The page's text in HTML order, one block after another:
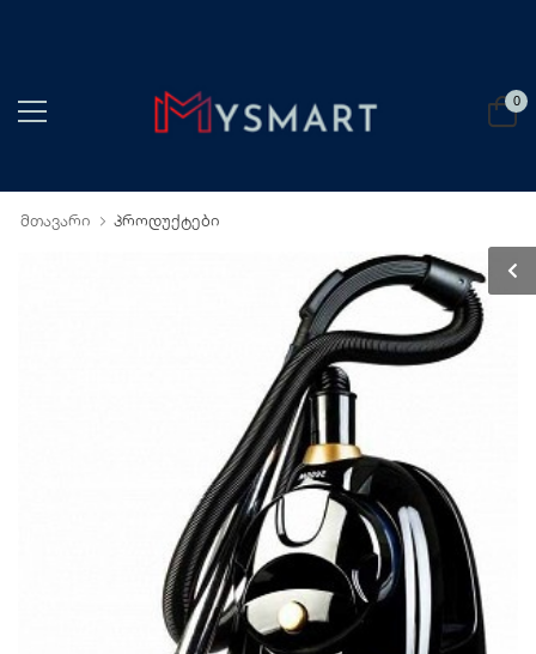
0
მთავარი პროდუქტები